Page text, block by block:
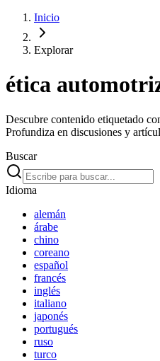
Inicio
Explorar
ética
Descubre contenido etiquetado
Profundiza en discusiones y
Buscar
Idioma
alemán
árabe
chino
coreano
español
francés
inglés
italiano
japonés
portugués
ruso
turco